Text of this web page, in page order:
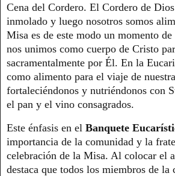
Cena del Cordero. El Cordero de Dios
inmolado y luego nosotros somos
Misa es de este modo un momento
nos unimos como cuerpo de Cristo
sacramentalmente por Él. En la
como alimento para el viaje de
fortaleciéndonos y nutriéndonos con
el pan y el vino consagrados.
Este énfasis en el Banquete
importancia de la comunidad y la
celebración de la Misa. Al colocar el
destaca que todos los miembros de la